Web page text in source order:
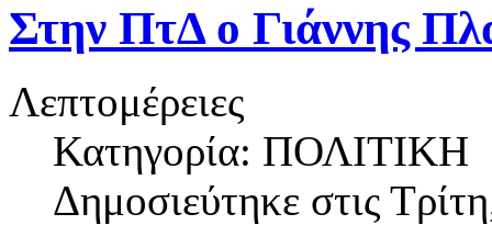
Στην ΠτΔ ο Γιάννης
Λεπτομέρειες
Κατηγορία: ΠΟΛΙΤΙΚΗ
Δημοσιεύτηκε στις